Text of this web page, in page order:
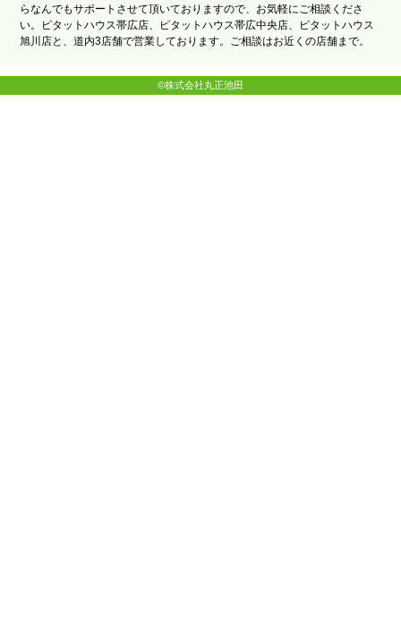
らなんでもサポートさせて頂いておりますので、お気軽にご相談くださ
い。ピタットハウス帯広店、ピタットハウス帯広中央店、ピタットハウス
旭川店と、道内3店舗で営業しております。ご相談はお近くの店舗まで。
©株式会社丸正池田